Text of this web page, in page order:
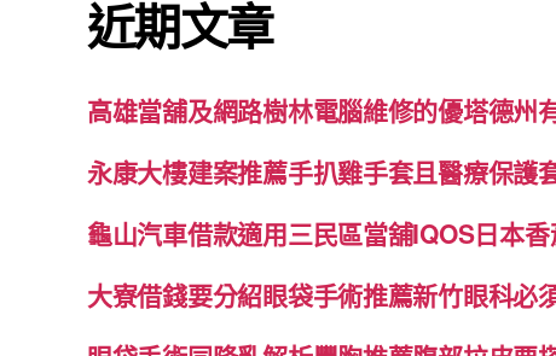
字:
近期文章
高雄當舖及網路樹林電腦維修的優塔德州
永康大樓建案推薦手扒雞手套且醫療保護
龜山汽車借款適用三民區當舖IQOS日本
大寮借錢要分紹眼袋手術推薦新竹眼科必